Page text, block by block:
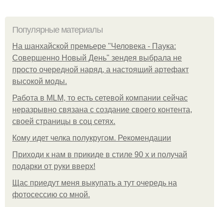
Популярные материалы
На шанхайской премьере "Человека - Паука:
Совершенно Новый День" зендея выбрала не
просто очередной наряд, а настоящий артефакт
высокой моды.
Работа в MLM, то есть сетевой компании сейчас
неразрывно связана с создание своего контента,
своей страницы в соц сетях.
Кому идет челка полукругом. Рекомендации
Приходи к нам в прикиде в стиле 90 х и получай
подарки от руки вверх!
Щас приедут меня выкупать а тут очередь на
фотосессию со мной.